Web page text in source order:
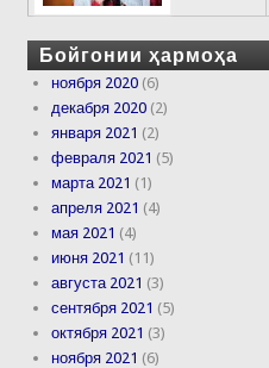
Бойгонии ҳармоҳа
ноября 2020 (6)
декабря 2020 (2)
января 2021 (2)
февраля 2021 (5)
марта 2021 (1)
апреля 2021 (4)
мая 2021 (4)
июня 2021 (11)
августа 2021 (3)
сентября 2021 (5)
октября 2021 (3)
ноября 2021 (6)